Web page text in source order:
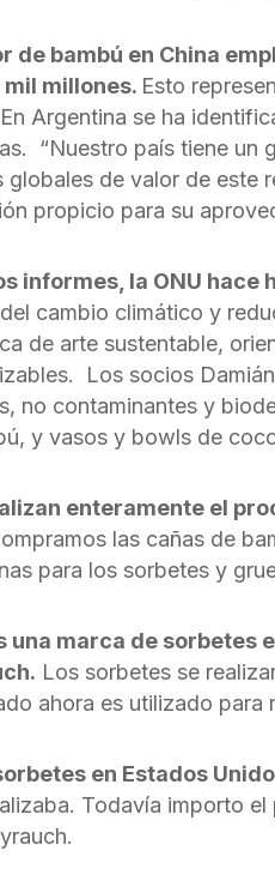
de bambú en China
mil millones. Esto
Argentina se ha
“Nuestro país tiene un
globales de valor de este
propicio para su
informes, la ONU
cambio climático y
de arte sustentable,
Los socios
no contaminantes y
y vasos y bowls de
enteramente el
las cañas de
para los sorbetes y
una marca de sorbetes
Los sorbetes se
ahora es utilizado para
en Estados
Todavía importo